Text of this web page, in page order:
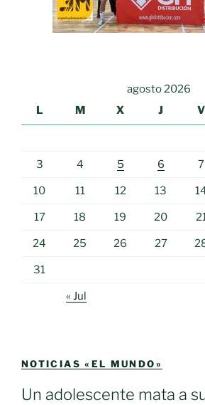
agosto 2026
L
M X J V
3 4 5 6 7
10 11 12 13
17 18 19 20
24 25 26 27
31
« Jul
NOTICIAS «EL MUNDO»
Un adolescente mata a